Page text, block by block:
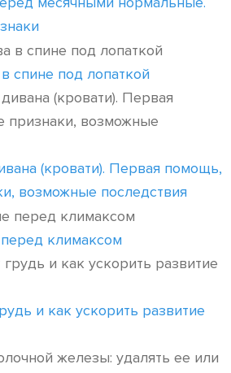
спине под лопаткой
(кровати). Первая помощь,
возможные последствия
климаксом
и как ускорить развитие